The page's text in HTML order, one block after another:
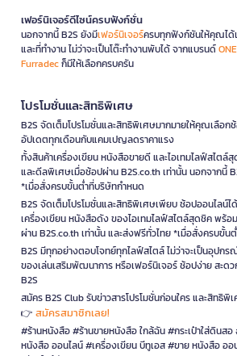
เฟอร์นิเจอร์ดีไซน์ครบฟังก์ชั่น
นอกจากนี้ B2S ยังมีเฟอร์นิเจอร์ครบทุกฟังก์ชันให้คุณได้
และที่ทำงาน ไม่ว่าจะเป็นโต๊ะทำงานพับได้ จากแบรนด์ONE
Furradecก็มีให้เลือกครบครัน
โปรโมชั่นและสิทธิพิเศษ
B2S จัดเต็มโปรโมชั่นและสิทธิพิเศษมากมายให้คุณเลือก
อัปเดตทุกเดือนกับแคมเปญลดราคาแรง
ทั้งสินค้าเครื่องเขียน หนังสือขายดี และไอเทมไลฟ์สไต
และดีลพิเศษเมื่อช้อปผ่าน B2S.co.th เท่านั้น นอกจากนี้
*เมื่อสั่งครบขั้นต่ำที่บริษัทกำหนด
B2S จัดเต็มโปรโมชั่นและสิทธิพิเศษเพียบ ช้อปออนไลน์
เครื่องเขียน หนังสือดัง ของไอเทมไลฟ์สไตล์สุดชิค พร้
ผ่าน B2S.co.th เท่านั้น และส่งฟรีทั่วไทย *เมื่อสั่งครบขั้น
B2S มีทุกอย่างตอบโจทย์ทุกไลฟ์สไตล์ ไม่ว่าจะเป็นอุปกร
ของเล่นเสริมพัฒนาการ หรือเฟอร์นิเจอร์ ช้อปง่าย สะด
B2S
สมัคร B2S Club รับข่าวสารโปรโมชั่นก่อนใคร และสิทธิพิ
👉 สมัครสมาชิกเลย!
#ร้านหนังสือ #ร้านขายหนังสือ ใกล้ฉัน #กระเป๋าใส่ดินส
หนังสือ ออนไลน์ #เครื่องเขียน บีทูเอส #ขาย หนังสือ ออ